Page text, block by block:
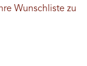
Wunschliste zu